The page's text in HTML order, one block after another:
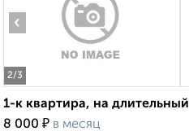
2/3
‹
1-к квартира, на
8 000 ₽ в месяц